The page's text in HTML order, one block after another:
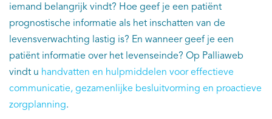
iemand belangrijk vindt? Hoe geef je een patiënt
prognostische informatie als het inschatten van de
levensverwachting lastig is? En wanneer geef je een
patiënt informatie over het levenseinde? Op Palliaweb
vindt u handvatten en hulpmiddelen voor effectieve
communicatie, gezamenlijke besluitvorming en proactieve
zorgplanning.